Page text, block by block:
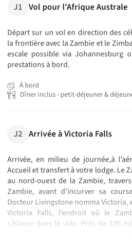
J1 Vol pour l'Afrique Australe
Départ sur un vol en direction des
la frontière avec la Zambie et le
escale possible via Johannesburg
prestations à bord.
À bord
Dîner inclus - petit-déjeuner &
J2 Arrivée à Victoria Falls
Arrivée, en milieu de journée,à
Accueil et transfert à votre lodge. Le
au nord-ouest de la Zambie,
Zambie, avant d’incurver sa
Docteur Livingstone nomma Victoria,
Victoria Falls, l’endroit où le
s’élance dans le vide. Près de 100